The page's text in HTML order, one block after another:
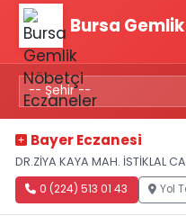
Bursa
Bayer Eczanesi
DR.ZİYA KAYA MAH. İSTİKLAL
0 (224) 513 01 43 Yol